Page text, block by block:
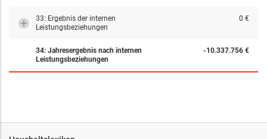
33: Ergebnis der internen
Leistungsbeziehungen
0 €
34: Jahresergebnis nach internen
Leistungsbeziehungen
-10.337.756 €